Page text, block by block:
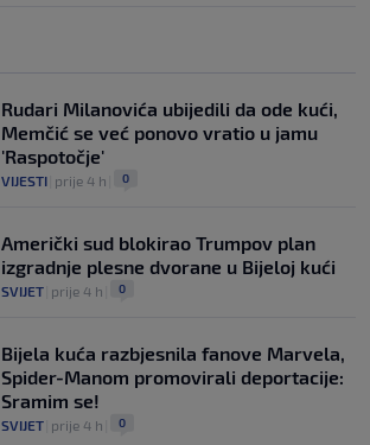
Rudari Milanovića ubijedili da ode kući,
Memčić se već ponovo vratio u jamu
'Raspotočje'
VIJESTI prije 4 h 0
Američki sud blokirao Trumpov plan
izgradnje plesne dvorane u Bijeloj kući
SVIJET prije 4 h 0
Bijela kuća razbjesnila fanove Marvela,
Spider-Manom promovirali deportacije:
Sramim se!
SVIJET prije 4 h 0